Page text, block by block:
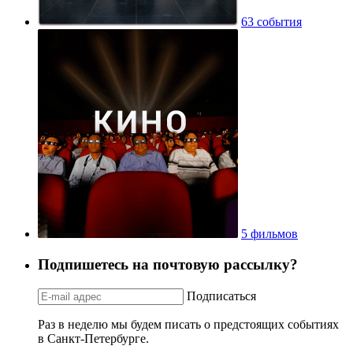
63 события
5 фильмов
Подпишетесь на почтовую рассылку?
Подписаться
Раз в неделю мы будем писать о предстоящих событиях
в Санкт-Петербурге.